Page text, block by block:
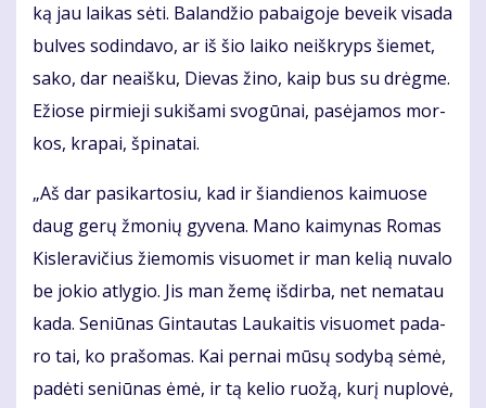
ką jau lai­kas sė­ti. Ba­lan­džio pa­bai­go­je be­veik vi­sa­da
bul­ves so­din­da­vo, ar iš šio lai­ko ne­iš­kryps šie­met,
sa­ko, dar ne­aiš­ku, Die­vas ži­no, kaip bus su drėg­me.
Ežio­se pir­mie­ji su­ki­ša­mi svo­gū­nai, pa­sė­ja­mos mor­
kos, kra­pai, špi­na­tai.
„Aš dar pa­si­kar­to­siu, kad ir šian­die­nos kai­muo­se
daug ge­rų žmo­nių gy­ve­na. Ma­no kai­my­nas Ro­mas
Kis­le­ra­vi­čius žie­mo­mis vi­suo­met ir man ke­lią nu­va­lo
be jo­kio at­ly­gio. Jis man že­mę iš­dir­ba, net ne­ma­tau
ka­da. Se­niū­nas Gin­tau­tas Lau­kai­tis vi­suo­met pa­da­
ro tai, ko pra­šo­mas. Kai per­nai mū­sų so­dy­bą sė­mė,
pa­dė­ti se­niū­nas ėmė, ir tą ke­lio ruo­žą, ku­rį nu­plo­vė,